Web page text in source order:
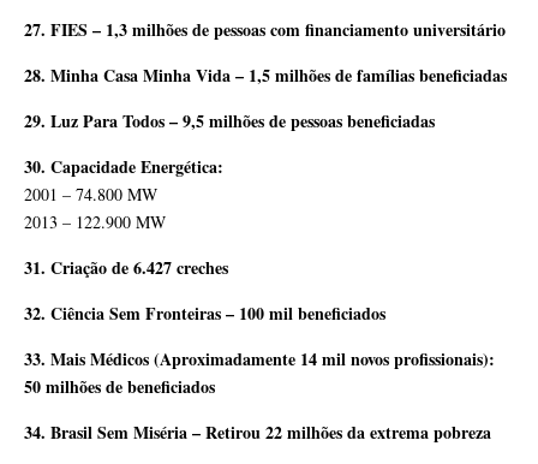
27. FIES – 1,3 milhões de pessoas com financiamento universitário
28. Minha Casa Minha Vida – 1,5 milhões de famílias beneficiadas
29. Luz Para Todos – 9,5 milhões de pessoas beneficiadas
30. Capacidade Energética:
2001 – 74.800 MW
2013 – 122.900 MW
31. Criação de 6.427 creches
32. Ciência Sem Fronteiras – 100 mil beneficiados
33. Mais Médicos (Aproximadamente 14 mil novos profissionais):
50 milhões de beneficiados
34. Brasil Sem Miséria – Retirou 22 milhões da extrema pobreza